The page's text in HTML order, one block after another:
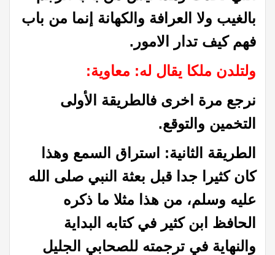
بالغيب ولا العرافة والكهانة إنما من باب
فهم كيف تدار الامور .
ولتلدن ملكا يقال له: معاوية:
نرجع مرة اخرى فالطريقة الأولى
التخمين والتوقع.
الطريقة الثانية: استراق السمع وهذا
كان كثيرا جدا قبل بعثة النبي صلى الله
عليه وسلم، من هذا مثلا ما ذكره
الحافظ ابن كثير في كتابه البداية
والنهاية في ترجمته للصحابي الجليل